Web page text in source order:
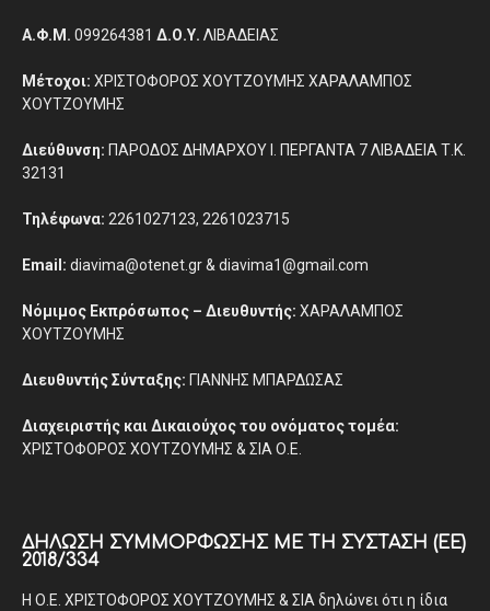
Α.Φ.Μ. 099264381 Δ.Ο.Υ. ΛΙΒΑΔΕΙΑΣ
Μέτοχοι: ΧΡΙΣΤΟΦΟΡΟΣ ΧΟΥΤΖΟΥΜΗΣ ΧΑΡΑΛΑΜΠΟΣ
ΧΟΥΤΖΟΥΜΗΣ
Διεύθυνση: ΠΑΡΟΔΟΣ ΔΗΜΑΡΧΟΥ Ι. ΠΕΡΓΑΝΤΑ 7 ΛΙΒΑΔΕΙΑ Τ.Κ.
32131
Τηλέφωνα: 2261027123, 2261023715
Email: diavima@otenet.gr & diavima1@gmail.com
Νόμιμος Εκπρόσωπος – Διευθυντής: ΧΑΡΑΛΑΜΠΟΣ
ΧΟΥΤΖΟΥΜΗΣ
Διευθυντής Σύνταξης: ΓΙΑΝΝΗΣ ΜΠΑΡΔΩΣΑΣ
Διαχειριστής και Δικαιούχος του ονόματος τομέα:
ΧΡΙΣΤΟΦΟΡΟΣ ΧΟΥΤΖΟΥΜΗΣ & ΣΙΑ Ο.Ε.
ΔΉΛΩΣΗ ΣΥΜΜΌΡΦΩΣΗΣ ΜΕ ΤΗ ΣΎΣΤΑΣΗ (ΕΕ)
2018/334
Η Ο.Ε. ΧΡΙΣΤΟΦΟΡΟΣ ΧΟΥΤΖΟΥΜΗΣ & ΣΙΑ δηλώνει ότι η ίδια